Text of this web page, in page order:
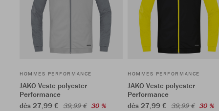
HOMMES PERFORMANCE
JAKO Veste polyester
Performance
dès 27,99 € 39,99 € 30 %
HOMMES PERFORMANCE
JAKO Veste polyester
Performance
dès 27,99 € 39,99 € 30 %